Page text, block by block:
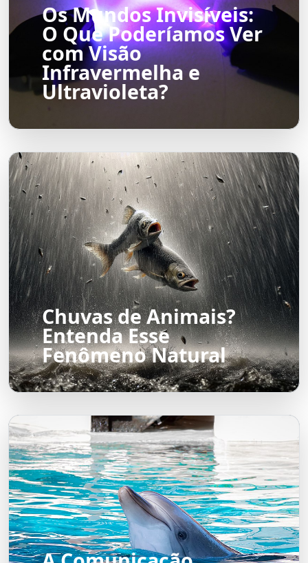
Os Mundos Invisíveis:
O Que Poderíamos Ver
com Visão
Infravermelha e
Ultravioleta?
Chuvas de Animais?
Entenda Esse
Fenômeno Natural